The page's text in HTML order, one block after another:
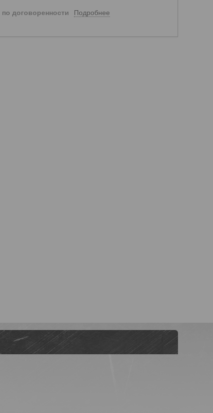
по договоренности Подробнее